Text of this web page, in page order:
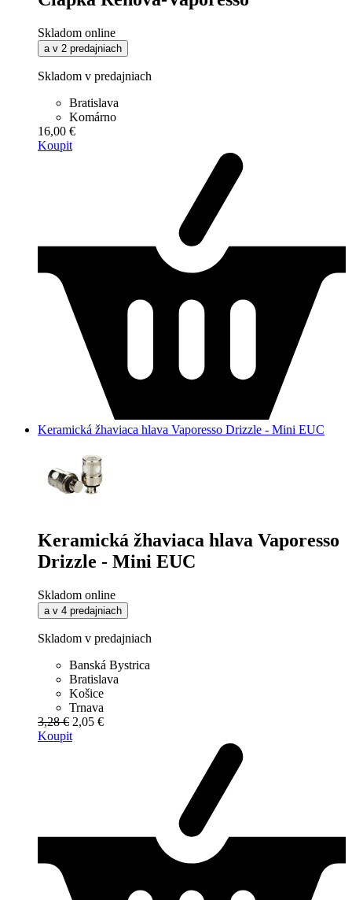
Skladom online
a v 2 predajniach
Skladom v predajniach
Bratislava
Komárno
16,00 €
Koupit
Keramická žhaviaca hlava Vaporesso Drizzle - Mini EUC
Keramická žhaviaca hlava Vaporesso
Drizzle - Mini EUC
Skladom online
a v 4 predajniach
Skladom v predajniach
Banská Bystrica
Bratislava
Košice
Trnava
3,28 € 2,05 €
Koupit